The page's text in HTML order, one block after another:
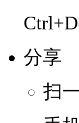
分享
扫